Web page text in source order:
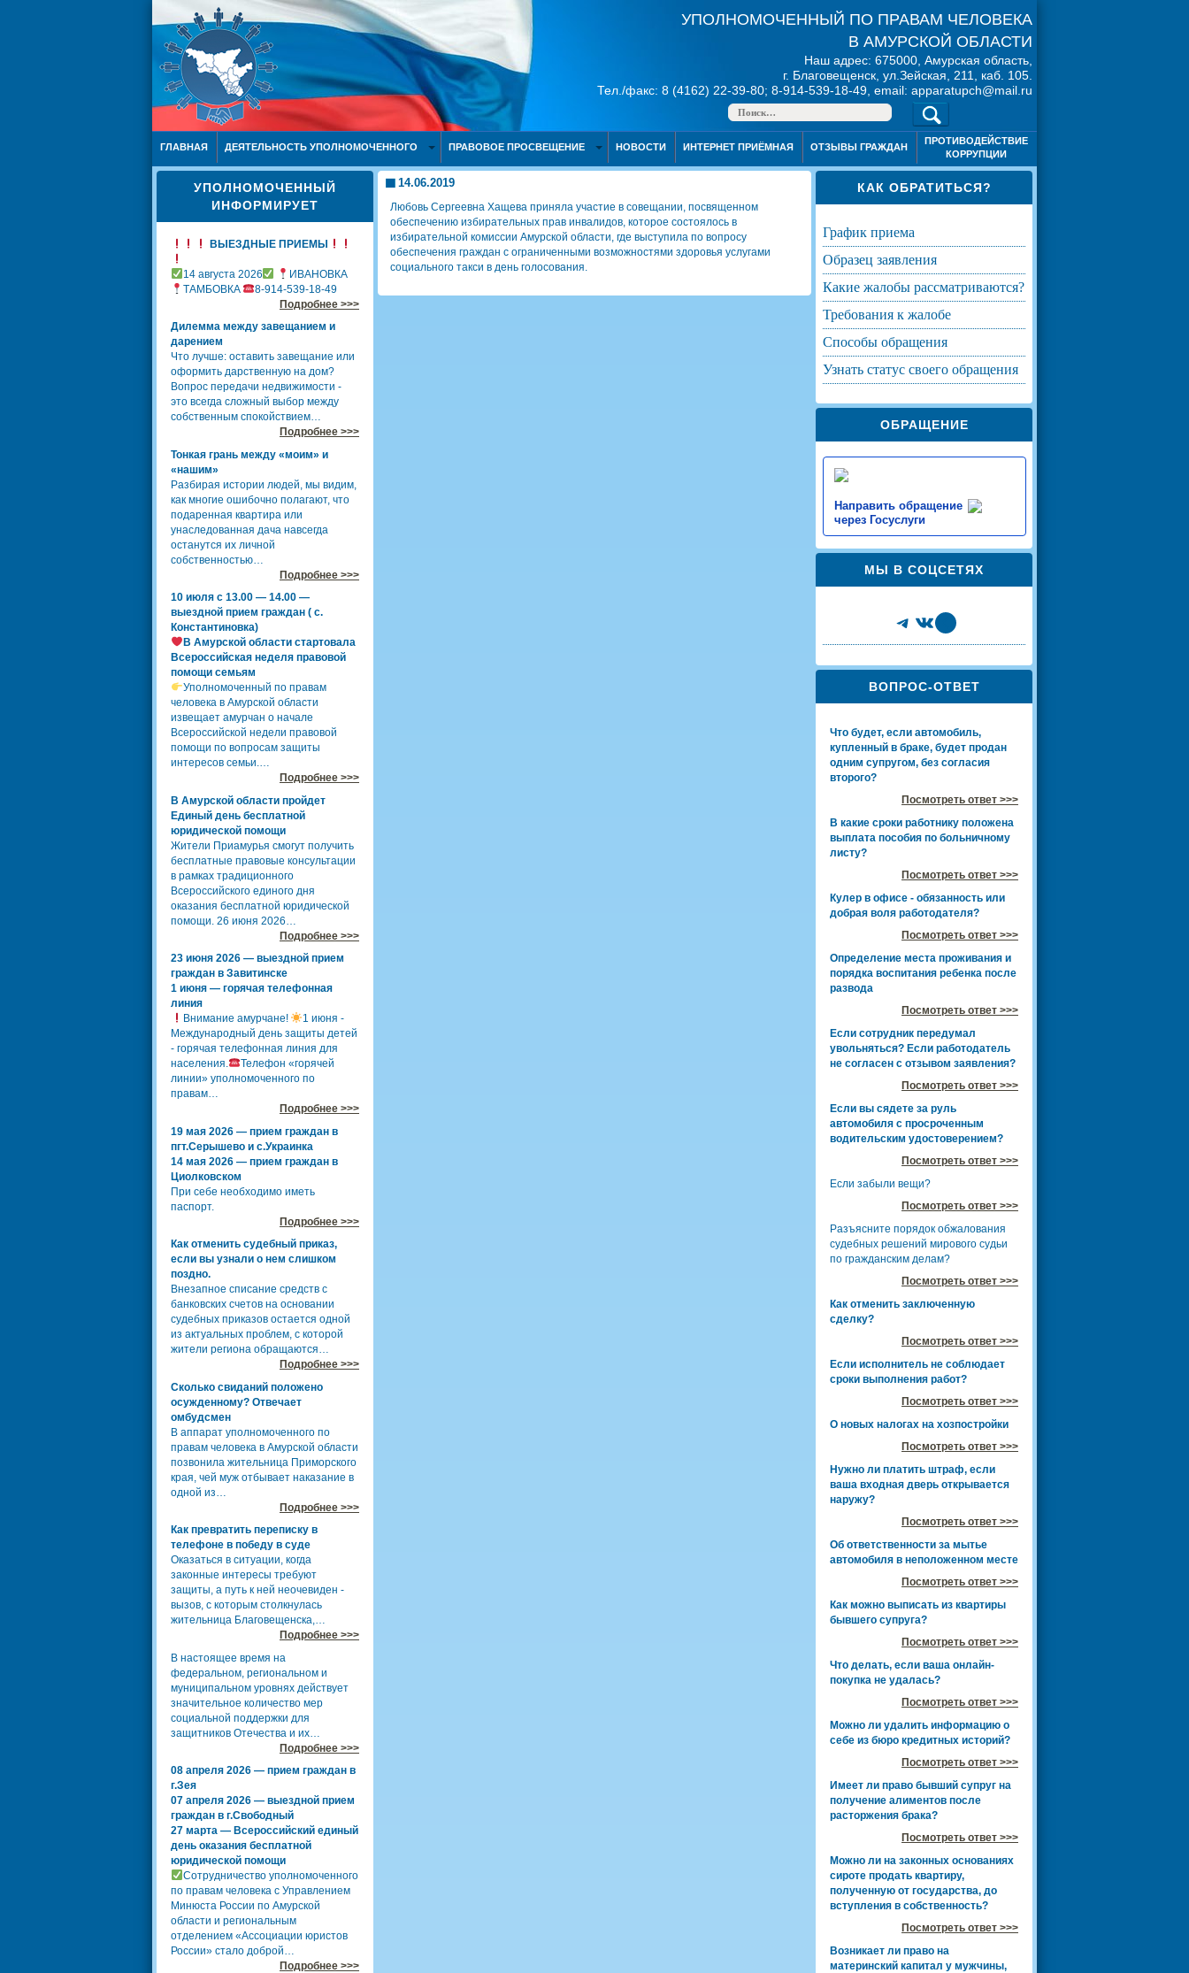
УПОЛНОМОЧЕННЫЙ ПО ПРАВАМ ЧЕЛОВЕКА
В АМУРСКОЙ ОБЛАСТИ
Наш адрес: 675000, Амурская область,
г. Благовещенск, ул.Зейская, 211, каб. 105.
Тел./факс: 8 (4162) 22-39-80; 8-914-539-18-49, email: apparatupch@mail.ru
ГЛАВНАЯ ДЕЯТЕЛЬНОСТЬ УПОЛНОМОЧЕННОГО ПРАВОВОЕ ПРОСВЕЩЕНИЕ НОВОСТИ ИНТЕРНЕТ ПРИЁМНАЯ ОТЗЫВЫ ГРАЖДАН
ПРОТИВОДЕЙСТВИЕ
КОРРУПЦИИ
УПОЛНОМОЧЕННЫЙ
ИНФОРМИРУЕТ
ВЫЕЗДНЫЕ ПРИЕМЫ
14 августа 2026
ИВАНОВКА
ТАМБОВКА
8-914-539-18-49
Подробнее >>>
Дилемма между завещанием и
дарением
Что лучше: оставить завещание или
оформить дарственную на дом?
Вопрос передачи недвижимости -
это всегда сложный выбор между
собственным спокойствием…
Подробнее >>>
Тонкая грань между «моим» и
«нашим»
Разбирая истории людей, мы видим,
как многие ошибочно полагают, что
подаренная квартира или
унаследованная дача навсегда
останутся их личной
собственностью…
Подробнее >>>
10 июля с 13.00 — 14.00 —
выездной прием граждан ( с.
Константиновка)
В Амурской области стартовала
Всероссийская неделя правовой
помощи семьям
Уполномоченный по правам
человека в Амурской области
извещает амурчан о начале
Всероссийской недели правовой
помощи по вопросам защиты
интересов семьи.…
Подробнее >>>
В Амурской области пройдет
Единый день бесплатной
юридической помощи
Жители Приамурья смогут получить
бесплатные правовые консультации
в рамках традиционного
Всероссийского единого дня
оказания бесплатной юридической
помощи. 26 июня 2026…
Подробнее >>>
23 июня 2026 — выездной прием
граждан в Завитинске
1 июня — горячая телефонная
линия
Внимание амурчане!
1 июня -
Международный день защиты детей
- горячая телефонная линия для
населения.
Телефон «горячей
линии» уполномоченного по
правам…
Подробнее >>>
19 мая 2026 — прием граждан в
пгт.Серышево и с.Украинка
14 мая 2026 — прием граждан в
Циолковском
При себе необходимо иметь
паспорт.
Подробнее >>>
Как отменить судебный приказ,
если вы узнали о нем слишком
поздно.
Внезапное списание средств с
банковских счетов на основании
судебных приказов остается одной
из актуальных проблем, с которой
жители региона обращаются…
Подробнее >>>
Сколько свиданий положено
осужденному? Отвечает
омбудсмен
В аппарат уполномоченного по
правам человека в Амурской области
позвонила жительница Приморского
края, чей муж отбывает наказание в
одной из…
Подробнее >>>
Как превратить переписку в
телефоне в победу в суде
Оказаться в ситуации, когда
законные интересы требуют
защиты, а путь к ней неочевиден -
вызов, с которым столкнулась
жительница Благовещенска,…
Подробнее >>>
В настоящее время на
федеральном, региональном и
муниципальном уровнях действует
значительное количество мер
социальной поддержки для
защитников Отечества и их…
Подробнее >>>
08 апреля 2026 — прием граждан в
г.Зея
07 апреля 2026 — выездной прием
граждан в г.Свободный
27 марта — Всероссийский единый
день оказания бесплатной
юридической помощи
Сотрудничество уполномоченного
по правам человека с Управлением
Минюста России по Амурской
области и региональным
отделением «Ассоциации юристов
России» стало доброй…
Подробнее >>>
14.06.2019
Любовь Сергеевна Хащева приняла участие в совещании, посвященном
обеспечению избирательных прав инвалидов, которое состоялось в
избирательной комиссии Амурской области, где выступила по вопросу
обеспечения граждан с ограниченными возможностями здоровья услугами
социального такси в день голосования.
КАК ОБРАТИТЬСЯ?
график приема
образец заявления
какие жалобы рассматриваются?
требования к жалобе
способы обращения
узнать статус своего обращения
ОБРАЩЕНИЕ
Направить обращение
через Госуслуги
МЫ В СОЦСЕТЯХ
Telegram
VKShare Icon
ВОПРОС-ОТВЕТ
Что будет, если автомобиль,
купленный в браке, будет продан
одним супругом, без согласия
второго?
Посмотреть ответ >>>
В какие сроки работнику положена
выплата пособия по больничному
листу?
Посмотреть ответ >>>
Кулер в офисе - обязанность или
добрая воля работодателя?
Посмотреть ответ >>>
Определение места проживания и
порядка воспитания ребенка после
развода
Посмотреть ответ >>>
Если сотрудник передумал
увольняться? Если работодатель
не согласен с отзывом заявления?
Посмотреть ответ >>>
Если вы сядете за руль
автомобиля с просроченным
водительским удостоверением?
Посмотреть ответ >>>
Если забыли вещи?
Посмотреть ответ >>>
Разъясните порядок обжалования
судебных решений мирового судьи
по гражданским делам?
Посмотреть ответ >>>
Как отменить заключенную
сделку?
Посмотреть ответ >>>
Если исполнитель не соблюдает
сроки выполнения работ?
Посмотреть ответ >>>
О новых налогах на хозпостройки
Посмотреть ответ >>>
Нужно ли платить штраф, если
ваша входная дверь открывается
наружу?
Посмотреть ответ >>>
Об ответственности за мытье
автомобиля в неположенном месте
Посмотреть ответ >>>
Как можно выписать из квартиры
бывшего супруга?
Посмотреть ответ >>>
Что делать, если ваша онлайн-
покупка не удалась?
Посмотреть ответ >>>
Можно ли удалить информацию о
себе из бюро кредитных историй?
Посмотреть ответ >>>
Имеет ли право бывший супруг на
получение алиментов после
расторжения брака?
Посмотреть ответ >>>
Можно ли на законных основаниях
сироте продать квартиру,
полученную от государства, до
вступления в собственность?
Посмотреть ответ >>>
Возникает ли право на
материнский капитал у мужчины,